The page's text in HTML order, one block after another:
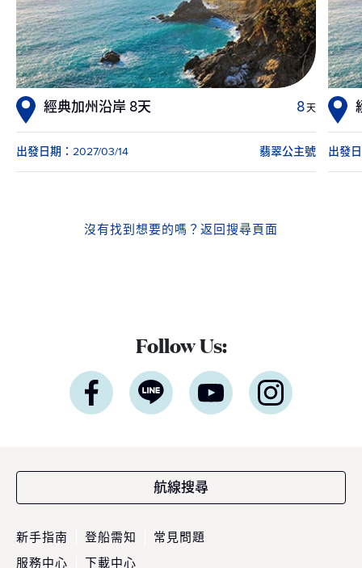
經典加州沿岸 8天 8天
出發日期：2027/03/14 翡翠公主號 出發
沒有找到想要的嗎？ 返回搜尋頁面
Follow Us:
航線搜尋
新手指南 登船需知
常見問題
服務中心
下載中心